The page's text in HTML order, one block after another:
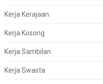
Kerja Kerajaan
Kerja Kosong
Kerja Sambilan
Kerja Swasta